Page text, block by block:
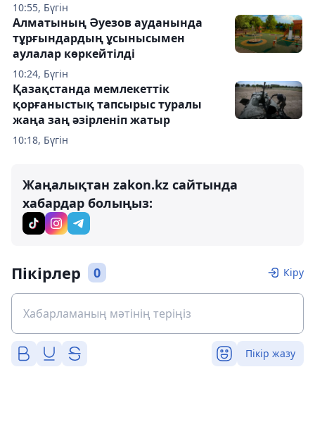
10:55, Бүгін
10:24, Бүгін
Алматының Әуезов ауданында
тұрғындардың ұсынысымен
аулалар көркейтілді
10:18, Бүгін
Қазақстанда мемлекеттік
қорғаныстық тапсырыс туралы
жаңа заң әзірленіп жатыр
Жаңалықтан zakon.kz сайтында
хабардар болыңыз:
Пікірлер 0 Кіру
Пікір жазу